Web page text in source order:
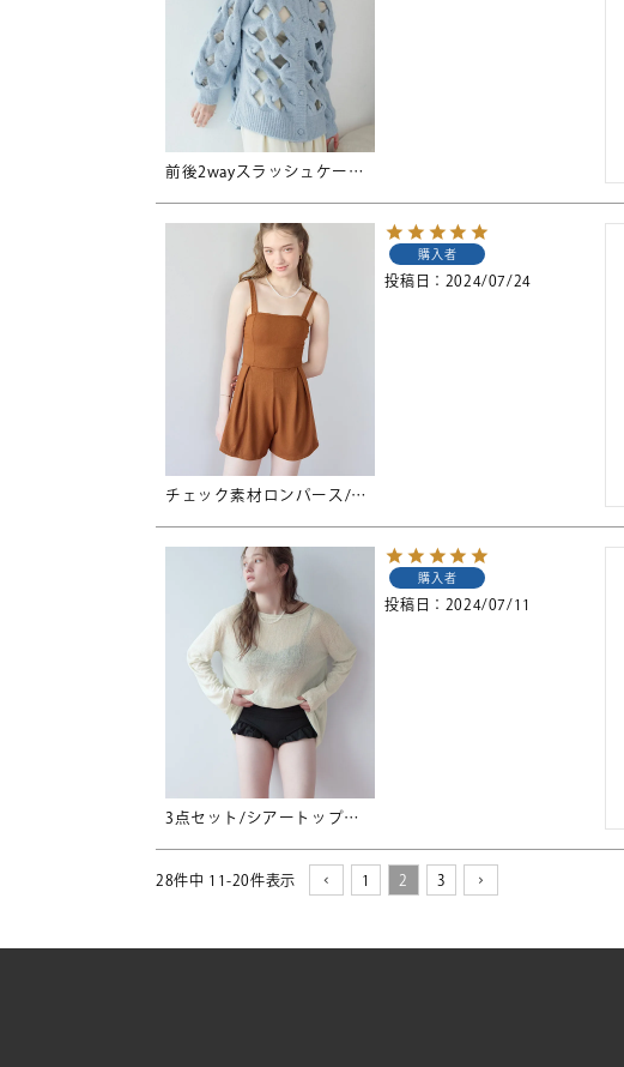
前後2wayスラッシュケーブルニット
チェック素材ロンパース/ワンピース/セット水着【SEADRESS シードレス】【メール便可／100】
購入者
投稿日 2024/07/24
3点セット/シアートップス付ビキニ/水着【SEADRESS シードレス】
購入者
投稿日 2024/07/11
28件中 11-20件表示 1 2 3